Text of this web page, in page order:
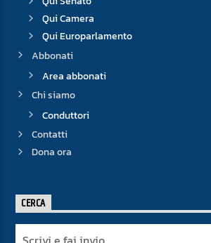
Qui Camera
Qui Europarlamento
Abbonati
Area abbonati
Chi siamo
Conduttori
Contatti
Dona ora
CERCA